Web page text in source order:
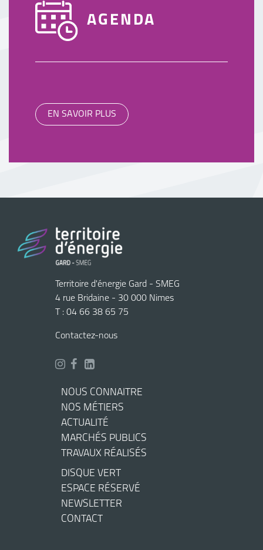
AGENDA
EN SAVOIR PLUS
Territoire d'énergie Gard - SMEG
4 rue Bridaine - 30 000 Nimes
T : 04 66 38 65 75
Contactez-nous
NOUS CONNAITRE
NOS MÉTIERS
ACTUALITÉ
MARCHÉS PUBLICS
TRAVAUX RÉALISÉS
DISQUE VERT
ESPACE RÉSERVÉ
NEWSLETTER
CONTACT